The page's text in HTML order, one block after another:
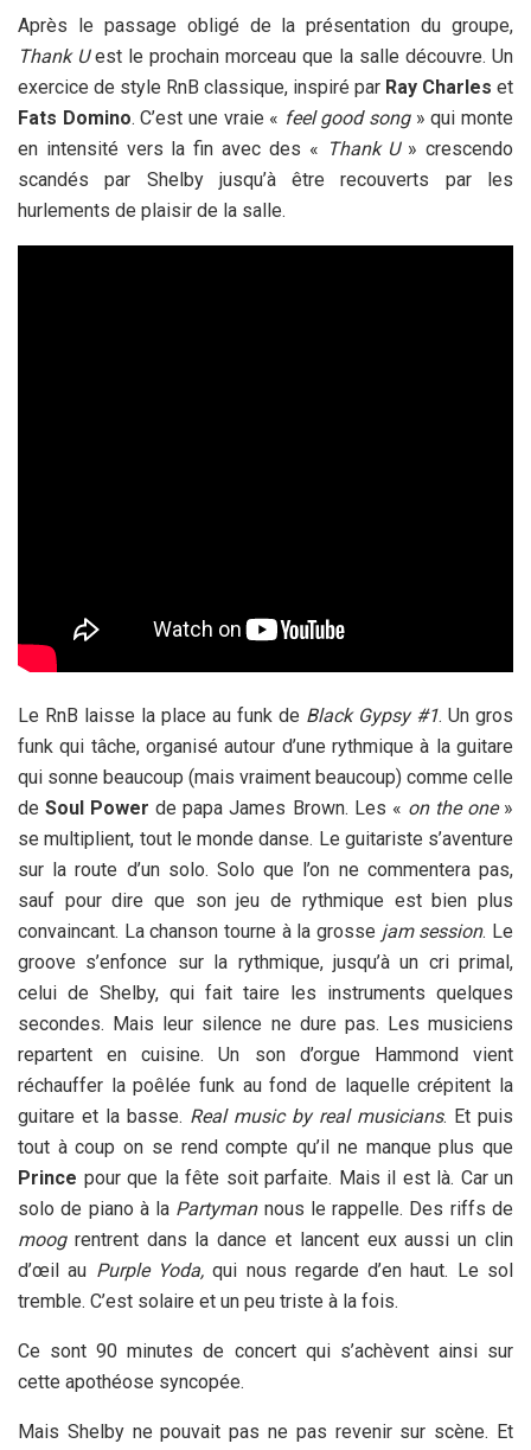
Après le passage obligé de la présentation du groupe,
Thank Uest le prochain morceau que la salle découvre. Un
exercice de style RnB classique, inspiré par Ray Charles et
Fats Domino. C’est une vraie « feel good song» qui monte
en intensité vers la fin avec des « Thank U» crescendo
scandés par Shelby jusqu’à être recouverts par les
hurlements de plaisir de la salle.
Le RnB laisse la place au funk de Black Gypsy #1. Un gros
funk qui tâche, organisé autour d’une rythmique à la guitare
qui sonne beaucoup (mais vraiment beaucoup) comme celle
deSoul Power de papa James Brown. Les « on the one»
se multiplient, tout le monde danse. Le guitariste s’aventure
sur la route d’un solo. Solo que l’on ne commentera pas,
sauf pour dire que son jeu de rythmique est bien plus
convaincant. La chanson tourne à la grosse jam session. Le
groove s’enfonce sur la rythmique, jusqu’à un cri primal,
celui de Shelby, qui fait taire les instruments quelques
secondes. Mais leur silence ne dure pas. Les musiciens
repartent en cuisine. Un son d’orgue Hammond vient
réchauffer la poêlée funk au fond de laquelle crépitent la
guitare et la basse. Real music by real musicians. Et puis
tout à coup on se rend compte qu’il ne manque plus que
Prince pour que la fête soit parfaite. Mais il est là. Car un
solo de piano à la Partymannous le rappelle. Des riffs de
moog rentrent dans la dance et lancent eux aussi un clin
d’œil au Purple Yoda,qui nous regarde d’en haut. Le sol
tremble. C’est solaire et un peu triste à la fois.
Ce sont 90 minutes de concert qui s’achèvent ainsi sur
cette apothéose syncopée.
Mais Shelby ne pouvait pas ne pas revenir sur scène. Et